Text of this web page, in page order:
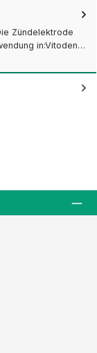
Zündelektrode
in:Vitoden…